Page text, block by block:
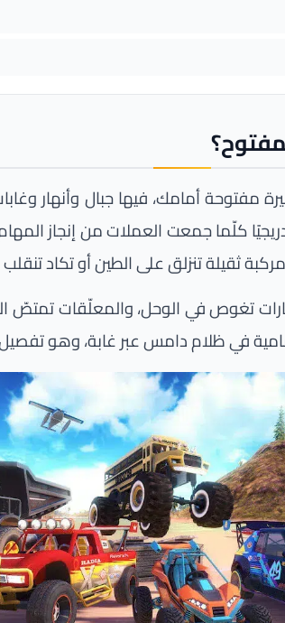
مفتوحة أمامك، فيها جبال وأنهار
كلّما جمعت العملات من إنجاز
ثقيلة تنزلق على الطين أو تكاد
تغوص في الوحل، والمعلّقات
في ظلام دامس عبر غابة، وهو